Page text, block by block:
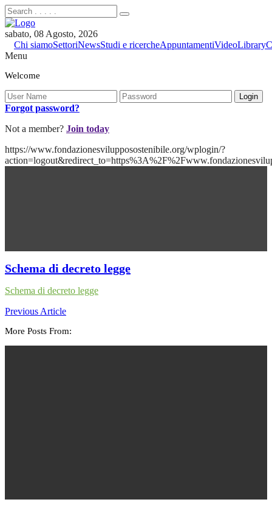
sabato, 08 Agosto, 2026
Chi siamoSettoriNewsStudi e ricercheAppuntamentiVideoLibrary
Menu
Welcome
Forgot password?
Not a member? Join today
https://www.fondazionesvilupposostenibile.org/wplogin/?
Schema di decreto legge
Schema di decreto legge
Previous Article
More Posts From: